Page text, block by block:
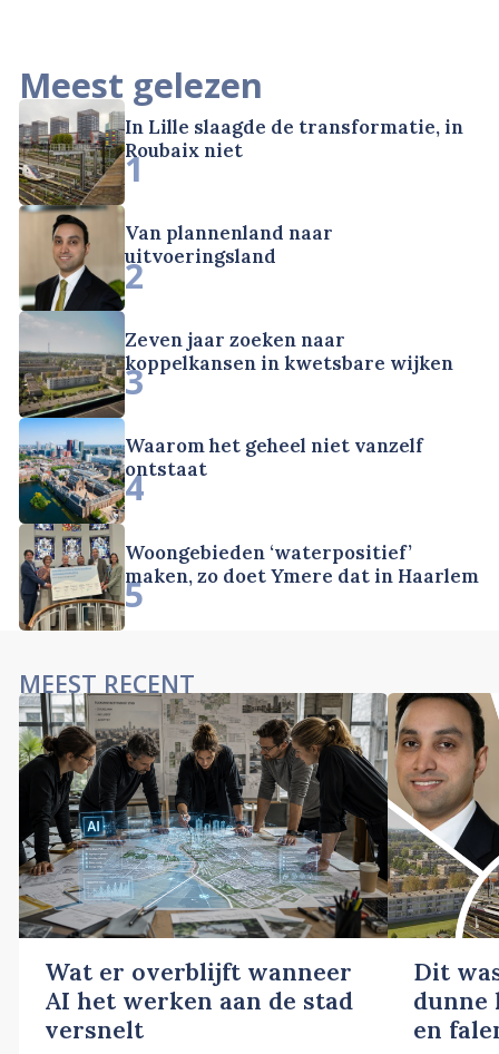
Meest gelezen
In Lille slaagde de transformatie, in
Roubaix niet
1
Van plannenland naar
uitvoeringsland
2
Zeven jaar zoeken naar
koppelkansen in kwetsbare wijken
3
Waarom het geheel niet vanzelf
ontstaat
4
Woongebieden ‘waterpositief’
maken, zo doet Ymere dat in Haarlem
5
MEEST RECENT
Wat er overblijft wanneer
AI het werken aan de stad
versnelt
Dit
dunne
en